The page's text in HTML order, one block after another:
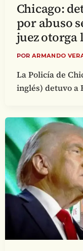
Chicago:
por abuso
juez
POR ARMANDO
La Policía de
inglés) detuvo a